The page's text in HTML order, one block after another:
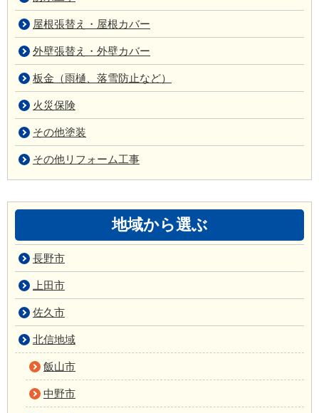
屋根張替え・屋根カバー
外壁張替え・外壁カバー
板金（雨樋、落雪防止など）
火災保険
その他塗装
その他リフォーム工事
地域から選ぶ
長野市
上田市
佐久市
北信地域
飯山市
中野市